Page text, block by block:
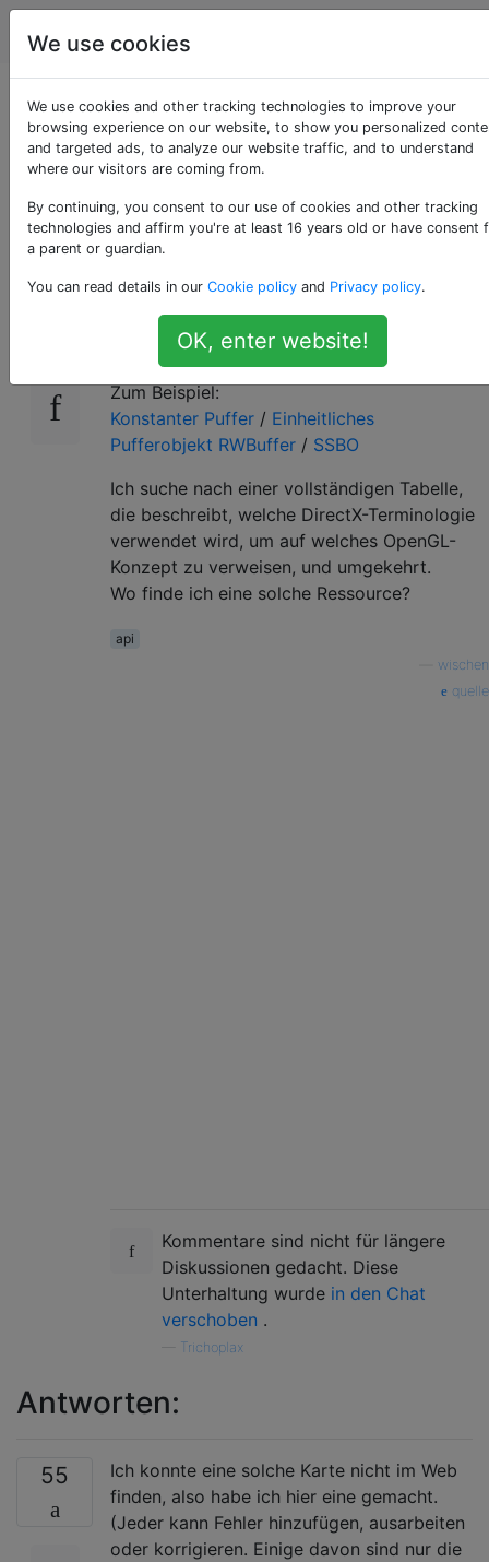
Computergrafik
Mapping-Diagramm
für DirectX / OpenGL
(Vulkan) -Konzepte
32
Häufig wird eine ähnliche Hardwarefunktion
über DirectX und OpenGL mit
unterschiedlichen Begriffen bereitgestellt.
Zum Beispiel:
Konstanter Puffer / Einheitliches
Pufferobjekt RWBuffer / SSBO
Ich suche nach einer vollständigen Tabelle,
die beschreibt, welche DirectX-Terminologie
verwendet wird, um auf welches OpenGL-
Konzept zu verweisen, und umgekehrt.
Wo finde ich eine solche Ressource?
api
wischen
quelle
Kommentare sind nicht für längere
Diskussionen gedacht. Diese
Unterhaltung wurde in den Chat
verschoben .
Trichoplax
Antworten:
55
Ich konnte eine solche Karte nicht im Web
finden, also habe ich hier eine gemacht.
(Jeder kann Fehler hinzufügen, ausarbeiten
oder korrigieren. Einige davon sind nur die
We use cookies
We use cookies and other tracking technologies to improve your
browsing experience on our website, to show you personalized
and targeted ads, to analyze our website traffic, and to understand
where our visitors are coming from.
By continuing, you consent to our use of cookies and other tracking
technologies and affirm you're at least 16 years old or have consent
a parent or guardian.
You can read details in our Cookie policy and Privacy policy.
OK, enter website!